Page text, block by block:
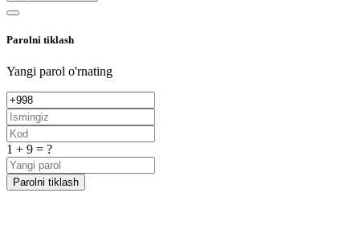
Parolni tiklash
Yangi parol o'rnating
1 + 9 = ?
Parolni tiklash